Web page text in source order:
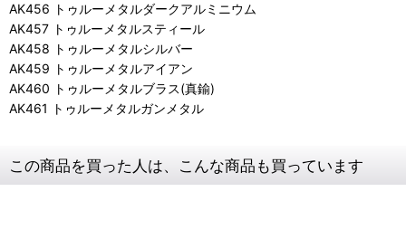
AK456 トゥルーメタルダークアルミニウム
AK457 トゥルーメタルスティール
AK458 トゥルーメタルシルバー
AK459 トゥルーメタルアイアン
AK460 トゥルーメタルブラス(真鍮)
AK461 トゥルーメタルガンメタル
この商品を買った人は、こんな商品も買っています